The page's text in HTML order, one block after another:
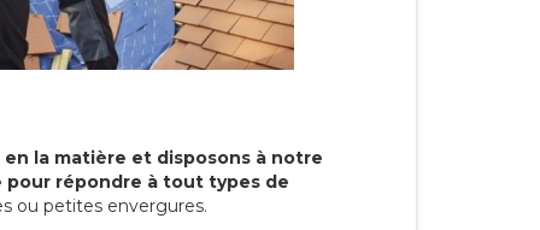
la matière et disposons à notre
répondre à tout types de
ou petites envergures.